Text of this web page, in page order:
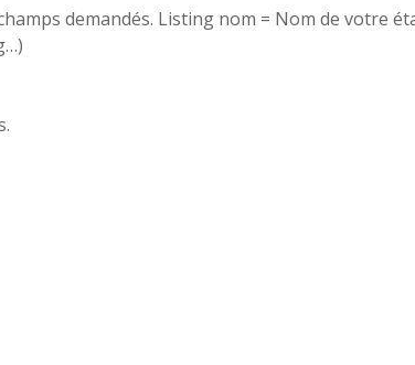
demandés. Listing nom = Nom de votre